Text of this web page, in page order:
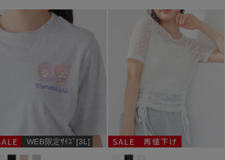
WEB限定ｻｲｽﾞ[3L]